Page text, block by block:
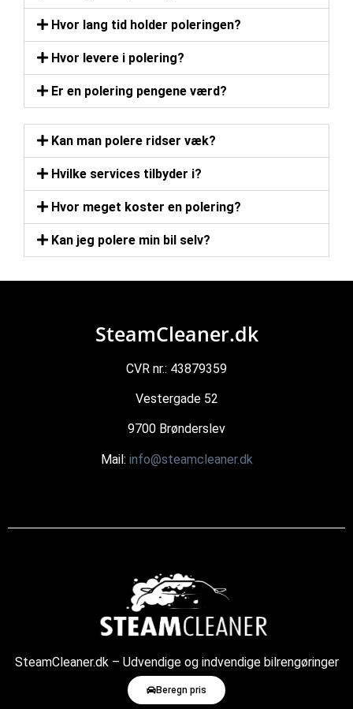
Hvor lang tid holder poleringen?
Hvor levere i polering?
Er en polering pengene værd?
Kan man polere ridser væk?
Hvilke services tilbyder i?
Hvor meget koster en polering?
Kan jeg polere min bil selv?
SteamCleaner.dk
CVR nr.: 43879359
Vestergade 52
9700 Brønderslev
Mail: info@steamcleaner.dk
Beregn pris
SteamCleaner.dk – Udvendige og indvendige bilrengøringer
med damp